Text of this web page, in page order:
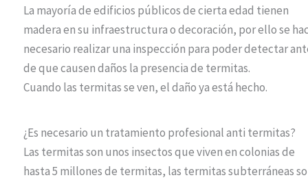
La mayoría de edificios públicos de cierta edad tienen
madera en su infraestructura o decoración, por ello se
necesario realizar una inspección para poder detectar
de que causen daños la presencia de termitas.
Cuando las termitas se ven, el daño ya está hecho.
¿Es necesario un tratamiento profesional anti termitas?
Las termitas son unos insectos que viven en colonias de
hasta 5 millones de termitas, las termitas subterráneas